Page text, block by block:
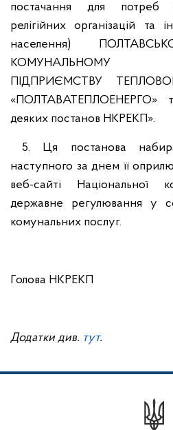
постачання для потреб
релігійних організацій та
населення)
КОМУНАЛЬНОМУ
ПІДПРИЄМСТВУ
«ПОЛТАВАТЕПЛОЕНЕРГО»
деяких постанов НКРЕКП».
5. Ця постанова
наступного за днем її
веб-сайті Національної
державне регулювання у
комунальних послуг.
Голова НКРЕКП
Додатки див. тут.